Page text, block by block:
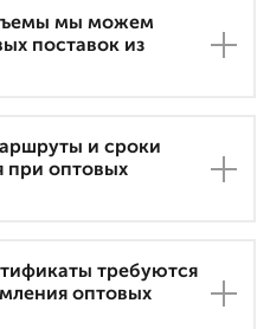
мы можем
поставок из
и сроки
при оптовых
требуются
оптовых